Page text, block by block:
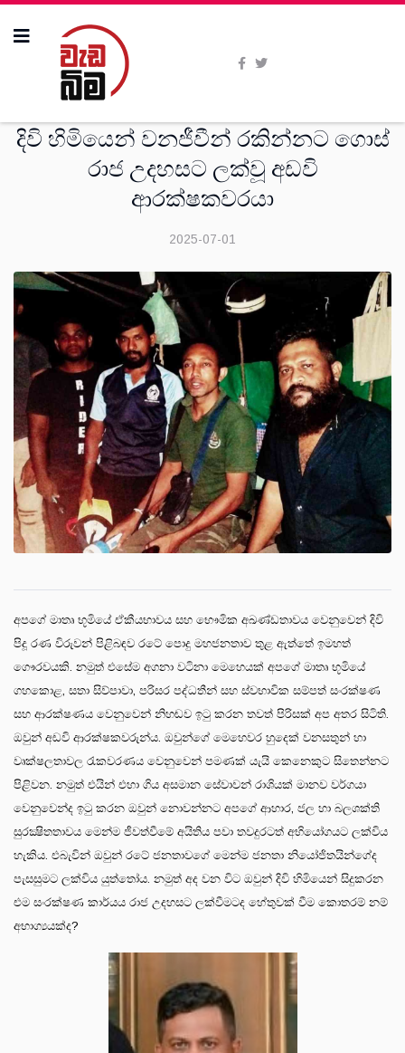
දිවි හිමියෙන් වනජීවීන් රකින්නට ගොස්
රාජ උදහසට ලක්වූ අඩවි
ආරක්ෂකවරයා
2025-07-01
අපගේ මාතෘ භූමියේ ඒකීයභාවය සහ භෞමික අඛණ්ඩතාවය වෙනුවෙන් දිවි
පිදූ රණ විරුවන් පිළිබඳව රටේ පොදු මහජනතාව තුළ ඇත්තේ ඉමහත්
ගෞරවයකි. නමුත් එසේම අගනා වටිනා මෙහෙයක් අපගේ මාතෘ භූමියේ
ගහකොළ, සතා සිව්පාවා, පරිසර පද්ධතීන් සහ ස්වභාවික සම්පත් සංරක්ෂණ
සහ ආරක්ෂණය වෙනුවෙන් නිහඬව ඉටු කරන තවත් පිරිසක් අප අතර සිටිති.
ඔවුන් අඩවි ආරක්ෂකවරුන්ය. ඔවුන්ගේ මෙහෙවර හුදෙක් වනසතුන් හා
වෘක්ෂලතාවල රැකවරණය වෙනුවෙන් පමණක් යැයි කෙනෙකුට සිතෙන්නට
පිළිවන. නමුත් එයින් එහා ගිය අසමාන සේවාවන් රාශියක් මානව වර්ගයා
වෙනුවෙන්ද ඉටු කරන ඔවුන් නොවන්නට අපගේ ආහාර, ජල හා බලශක්ති
සුරක්‍ෂිතතාවය මෙන්ම ජීවත්වීමේ අයිතිය පවා තවදුරටත් අභියෝගයට ලක්විය
හැකිය. එබැවින් ඔවුන් රටේ ජනතාවගේ මෙන්ම ජනතා නියෝජිතයින්ගේද
පැසසුමට ලක්විය යුත්තෝය. නමුත් අද වන විට ඔවුන් දිවි හිමියෙන් සිදුකරන
එම සංරක්ෂණ කාර්යය රාජ උදහසට ලක්වීමටද හේතුවක් වීම කොතරම් නම්
අභාග්‍යයක්ද?